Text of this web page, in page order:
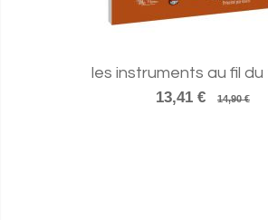
les instruments au fil
13,41 €
14,90 €